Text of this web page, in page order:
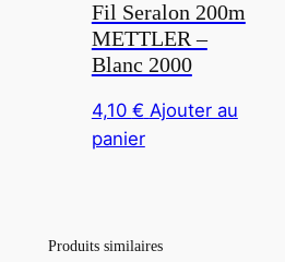
Fil Seralon 200m
METTLER –
Blanc 2000
4,10 € Ajouter au
panier
Produits similaires